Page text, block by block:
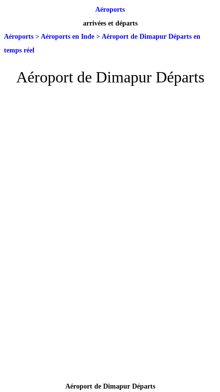
Aéroports
arrivées et départs
Aéroports > Aéroports en Inde > Aéroport de Dimapur Départs en
temps réel
Aéroport de Dimapur Départs
Aéroport de Dimapur Départs